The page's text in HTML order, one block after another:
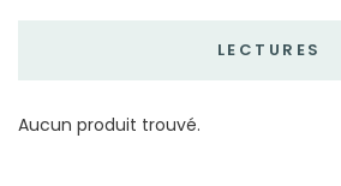
LECTURES
Aucun produit trouvé.